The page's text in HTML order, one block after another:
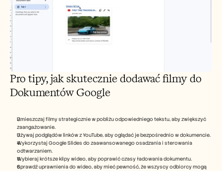
Pro tipy, jak skutecznie dodawać filmy do
Dokumentów Google
Umieszczaj filmy strategicznie w pobliżu odpowiedniego tekstu, aby zwiększyć
zaangażowanie.
Używaj podglądów linków z YouTube, aby oglądać je bezpośrednio w dokumencie.
Wykorzystaj Google Slides do zaawansowanego osadzania i sterowania
odtwarzaniem.
Wybieraj krótsze klipy wideo, aby poprawić czasy ładowania dokumentu.
Sprawdź uprawnienia do wideo, aby mieć pewność, że wszyscy odbiorcy mogą